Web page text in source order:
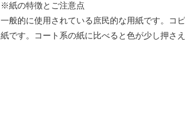
※紙の特徴とご注意点
一般的に使用されている庶民的な用紙です。コ
紙です。コート系の紙に比べると色が少し押さ